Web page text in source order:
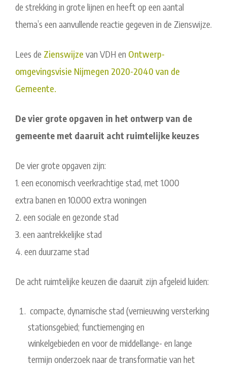
de strekking in grote lijnen en heeft op een aantal
thema’s een aanvullende reactie gegeven in de Zienswijze.
Lees de Zienswijze van VDH en Ontwerp-
omgevingsvisie Nijmegen 2020-2040 van de
Gemeente.
De vier grote opgaven in het ontwerp van de
gemeente met daaruit acht ruimtelijke keuzes
De vier grote opgaven zijn:
1. een economisch veerkrachtige stad, met 1.000
extra banen en 10.000 extra woningen
2. een sociale en gezonde stad
3. een aantrekkelijke stad
4. een duurzame stad
De acht ruimtelijke keuzen die daaruit zijn afgeleid luiden:
compacte, dynamische stad (vernieuwing versterking
stationsgebied; functiemenging en
winkelgebieden en voor de middellange- en lange
termijn onderzoek naar de transformatie van het